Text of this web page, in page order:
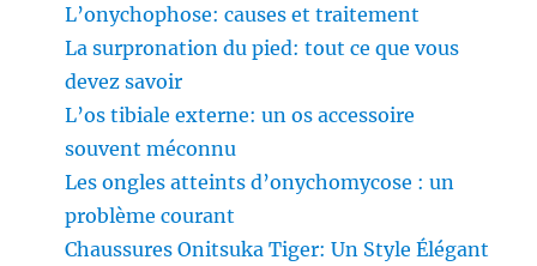
L’onychophose: causes et traitement
La surpronation du pied: tout ce que vous
devez savoir
L’os tibiale externe: un os accessoire
souvent méconnu
Les ongles atteints d’onychomycose : un
problème courant
Chaussures Onitsuka Tiger: Un Style Élégant